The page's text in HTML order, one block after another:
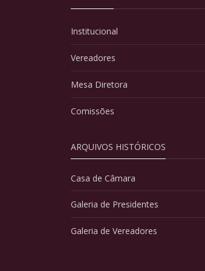
Institucional
Vereadores
Mesa Diretora
Comissões
ARQUIVOS HISTÓRICOS
Casa de Câmara
Galeria de Presidentes
Galeria de Vereadores